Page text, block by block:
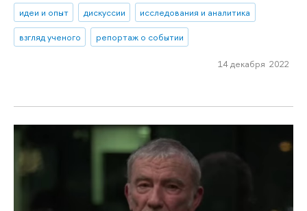
идеи и опыт дискуссии
исследования и аналитика
взгляд ученого
репортаж о событии
14 декабря 2022